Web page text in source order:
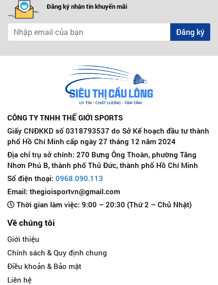
Đăng ký nhận tin khuyến mãi
Đăng ký
CÔNG TY TNHH THẾ GIỚI SPORTS
Giấy CNĐKKD số 0318793537 do Sở Kế hoạch đầu tư thành
phố Hồ Chí Minh cấp ngày 27 tháng 12 năm 2024
Địa chỉ trụ sở chính: 270 Bưng Ông Thoàn, phường Tăng
Nhơn Phú B, thành phố Thủ Đức, thành phố Hồ Chí Minh
Số điện thoại: 0968.090.113
Email: thegioisportvn@gmail.com
Thời gian làm việc: 9:00 – 20:30 (Thứ 2 – Chủ Nhật)
Về chúng tôi
Giới thiệu
Chính sách & Quy định chung
Điều khoản & Bảo mật
Liên hệ